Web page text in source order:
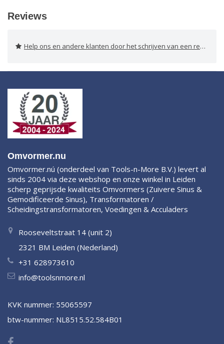
Reviews
Help ons en andere klanten door het schrijven van een review
Omvormer.nu
Omvormer.nú (onderdeel van Tools-n-More B.V.) levert al
sinds 2004 via deze webshop en onze winkel in Leiden
scherp geprijsde kwaliteits Omvormers (Zuivere Sinus &
Gemodificeerde Sinus), Transformatoren /
Scheidingstransformatoren, Voedingen & Acculaders
Rooseveltstraat 14 (unit 2)
2321 BM Leiden (Nederland)
+31 628973610
info@toolsnmore.nl
KVK nummer: 55065597
btw-nummer: NL8515.52.584B01